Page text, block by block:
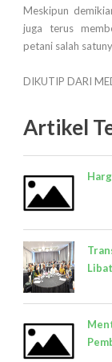
Meskipun
juga terus
petani salah
DIKUTIP DARI
Artikel